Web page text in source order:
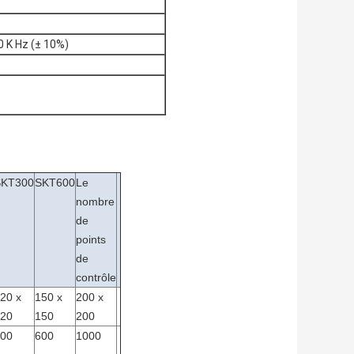
Hz (± 10%)
SKT600Le
nombre
de
points
de
contrôle
x
150 x
150
200 x
200
600 1000